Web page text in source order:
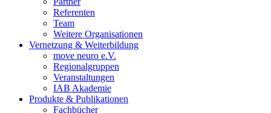
Referenten
Team
Weitere Organisationen
Vernetzung & Weiterbildung
move neuro e.V.
Regionalgruppen
Veranstaltungen
IAB Akademie
Produkte & Publikationen
Fachbücher